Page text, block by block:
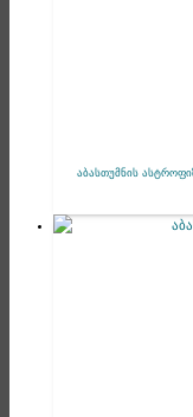
აბასთუმნის